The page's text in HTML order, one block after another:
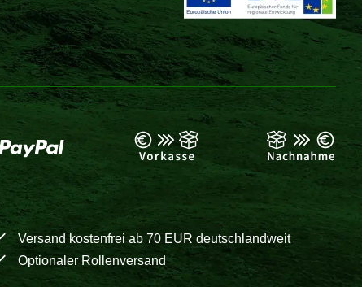
Versand kostenfrei ab 70 EUR deutschlandweit
Optionaler Rollenversand